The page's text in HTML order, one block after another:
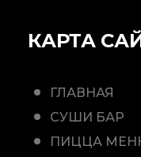
КАРТА
ГЛАВНАЯ
СУШИ БАР
ПИЦЦА